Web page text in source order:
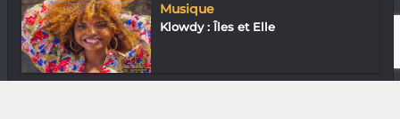
Musique
Klowdy : Îles et Elle